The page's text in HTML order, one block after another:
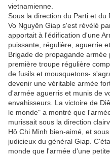
vietnamienne.
Sous la direction du Parti et
Vo Nguyên Giap s'est révélé
apportait à l'édification d'une
puissante, régulière, aguerrie
Brigade de propagande
première troupe régulière
de fusils et mousquetons-
devenir une véritable armée
d'armée aguerris et munis de
envahisseurs. La victoire de
le monde" a montré que
murissait sous la direction
Hô Chi Minh bien-aimé, et
judicieux du général Giap.
monde que l'armée d'une